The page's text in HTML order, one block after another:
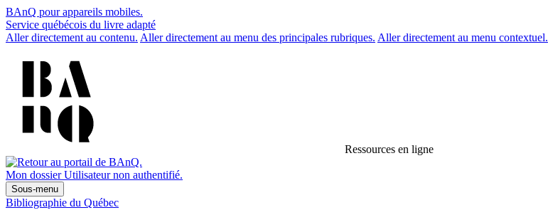
BAnQ pour appareils mobiles.
Service québécois du livre adapté
Aller directement au contenu. Aller directement au menu des principales rubriques. Aller directement au menu contextuel.
Ressources en ligne
Mon dossier Utilisateur non authentifié.
Sous-menu
Bibliographie du Québec